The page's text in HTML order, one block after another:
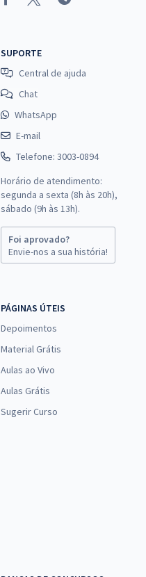
SUPORTE
Central de ajuda
Chat
WhatsApp
E-mail
Telefone: 3003-0894
Horário de atendimento:
segunda a sexta (8h às 20h),
sábado (9h às 13h).
Foi aprovado?
Envie-nos a sua história!
PÁGINAS ÚTEIS
Depoimentos
Material Grátis
Aulas ao Vivo
Aulas Grátis
Sugerir Curso